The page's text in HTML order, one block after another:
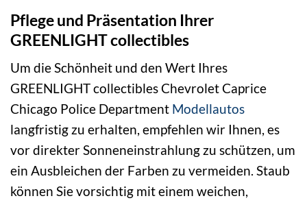
Pflege und Präsentation Ihrer
GREENLIGHT collectibles
Um die Schönheit und den Wert Ihres
GREENLIGHT collectibles Chevrolet Caprice
Chicago Police Department Modellautos
langfristig zu erhalten, empfehlen wir Ihnen, es
vor direkter Sonneneinstrahlung zu schützen, um
ein Ausbleichen der Farben zu vermeiden. Staub
können Sie vorsichtig mit einem weichen,